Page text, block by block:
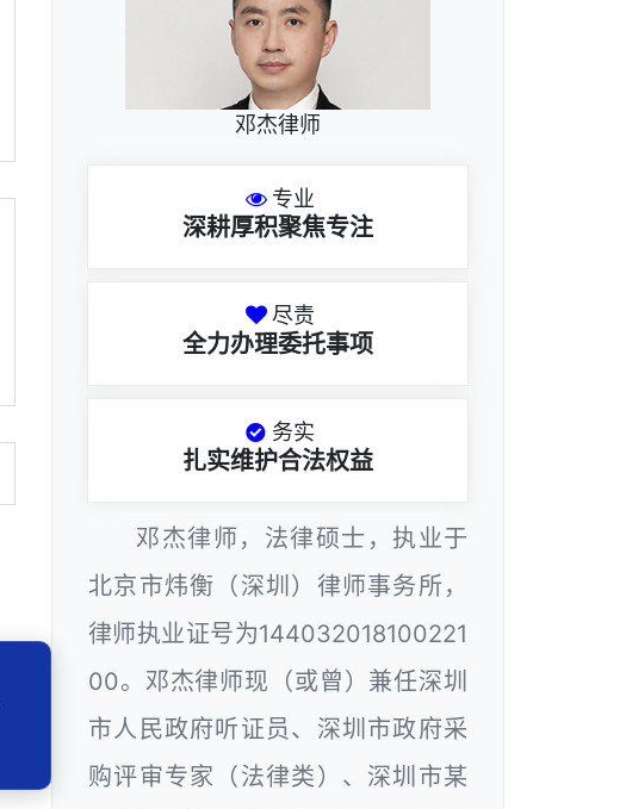
邓杰律师
专业
深耕厚积聚焦专注
尽责
全力办理委托事项
务实
扎实维护合法权益
邓杰律师，法律硕士，执业于
北京市炜衡（深圳）律师事务所，
律师执业证号为144032018100221
00。邓杰律师现（或曾）兼任深圳
市人民政府听证员、深圳市政府采
购评审专家（法律类）、深圳市某